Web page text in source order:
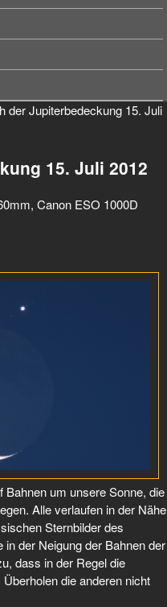
der Jupiterbedeckung 15. Juli
15. Juli 2012
Canon ESO 1000D
Bahnen um unsere Sonne, die
Alle verlaufen in der Nähe
Sternbilder des
der Neigung der Bahnen der
dass in der Regel die
die anderen nicht